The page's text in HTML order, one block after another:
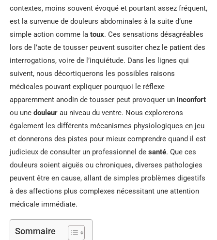
contextes, moins souvent évoqué et pourtant assez fréquent,
est la survenue de douleurs abdominales à la suite d’une
simple action comme la toux. Ces sensations désagréables
lors de l’acte de tousser peuvent susciter chez le patient des
interrogations, voire de l’inquiétude. Dans les lignes qui
suivent, nous décortiquerons les possibles raisons
médicales pouvant expliquer pourquoi le réflexe
apparemment anodin de tousser peut provoquer un inconfort
ou une douleur au niveau du ventre. Nous explorerons
également les différents mécanismes physiologiques en jeu
et donnerons des pistes pour mieux comprendre quand il est
judicieux de consulter un professionnel de santé. Que ces
douleurs soient aiguës ou chroniques, diverses pathologies
peuvent être en cause, allant de simples problèmes digestifs
à des affections plus complexes nécessitant une attention
médicale immédiate.
Sommaire